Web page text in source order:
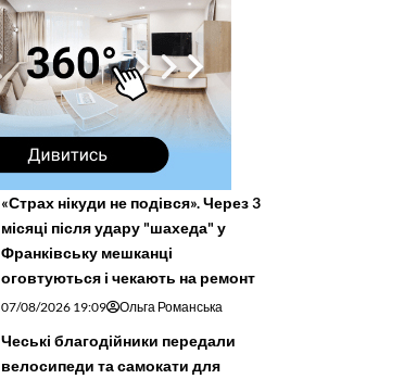
«Страх нікуди не подівся». Через 3
місяці після удару "шахеда" у
Франківську мешканці
оговтуються і чекають на ремонт
07/08/2026 19:09 Ольга Романська
Чеські благодійники передали
велосипеди та самокати для